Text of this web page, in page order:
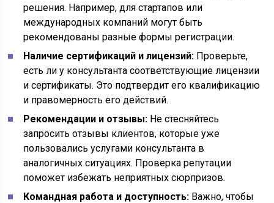
решения. Например, для стартапов или
международных компаний могут быть
рекомендованы разные формы регистрации.
Наличие сертификаций и лицензий: Проверьте,
есть ли у консультанта соответствующие лицензии
и сертификаты. Это подтвердит его квалификацию
и правомерность его действий.
Рекомендации и отзывы: Не стесняйтесь
запросить отзывы клиентов, которые уже
пользовались услугами консультанта в
аналогичных ситуациях. Проверка репутации
поможет избежать неприятных сюрпризов.
Командная работа и доступность: Важно, чтобы